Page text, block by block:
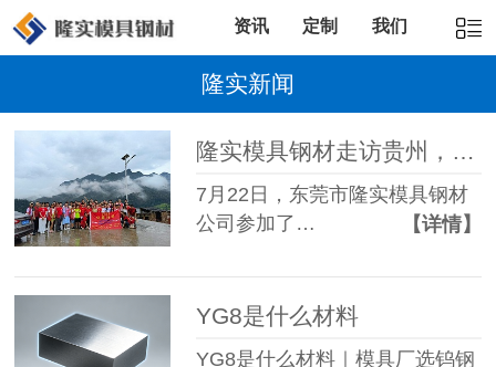
资讯 定制 我们
隆实新闻
隆实模具钢材走访贵州，说不出的感动，
7月22日，东莞市隆实模具钢材
公司参加了…
【详情】
YG8是什么材料
YG8是什么材料｜模具厂选钨钢